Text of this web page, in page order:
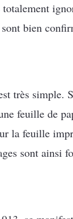
bien
très simple.
feuille de
la feuille
sont ainsi